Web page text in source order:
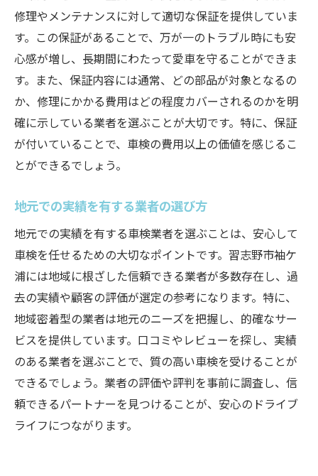
修理やメンテナンスに対して適切な保証を提供していま
す。この保証があることで、万が一のトラブル時にも安
心感が増し、長期間にわたって愛車を守ることができま
す。また、保証内容には通常、どの部品が対象となるの
か、修理にかかる費用はどの程度カバーされるのかを明
確に示している業者を選ぶことが大切です。特に、保証
が付いていることで、車検の費用以上の価値を感じるこ
とができるでしょう。
地元での実績を有する業者の選び方
地元での実績を有する車検業者を選ぶことは、安心して
車検を任せるための大切なポイントです。習志野市袖ケ
浦には地域に根ざした信頼できる業者が多数存在し、過
去の実績や顧客の評価が選定の参考になります。特に、
地域密着型の業者は地元のニーズを把握し、的確なサー
ビスを提供しています。口コミやレビューを探し、実績
のある業者を選ぶことで、質の高い車検を受けることが
できるでしょう。業者の評価や評判を事前に調査し、信
頼できるパートナーを見つけることが、安心のドライブ
ライフにつながります。